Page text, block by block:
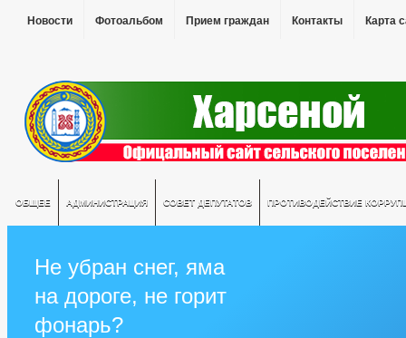
Новости Фотоальбом Прием граждан Контакты Карта
ОБЩЕЕ АДМИНИСТРАЦИЯ СОВЕТ ДЕПУТАТОВ ПРОТИВОДЕЙСТВИЕ
Не убран снег, яма
на дороге, не горит
фонарь?